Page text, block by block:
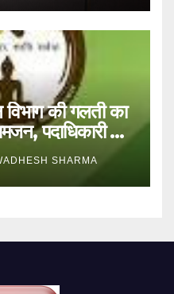
विभाग की गलती का
पदाधिकारी और
SHARMA